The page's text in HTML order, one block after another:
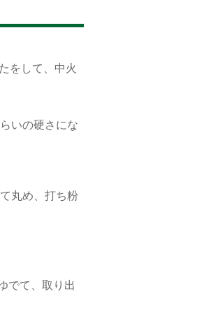
をして、中火
いの硬さにな
丸め、打ち粉
でて、取り出